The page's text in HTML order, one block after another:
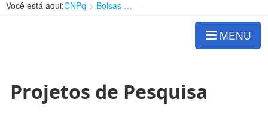
Você está aqui:CNPq Bolsas e Auxílios Vigentes
MENU
Projetos de Pesquisa